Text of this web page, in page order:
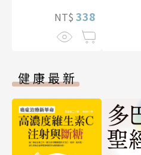
NT$ 338
健康最新